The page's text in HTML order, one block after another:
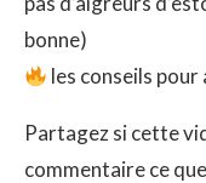
bonne)
les conseils
Partagez si cette
commentaire ce